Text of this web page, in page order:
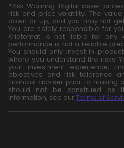
*Risk Warning: Digital asset
risk and price volatility. The
down or up, and you may not
You are solely responsible for
Kriptomat is not liable for any
performance is not a reliable
You should only invest in
where you understand the risks.
your investment experience,
objectives and risk tolerance
financial adviser prior to making
should not be construed as
information, see our Terms of